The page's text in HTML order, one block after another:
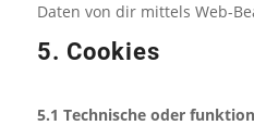
Daten von dir mittels Web-
5. Cookies
5.1 Technische oder